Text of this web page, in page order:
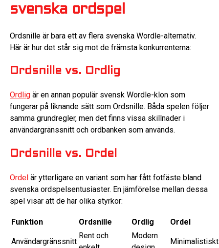
svenska ordspel
Ordsnille är bara ett av flera svenska Wordle-alternativ.
Här är hur det står sig mot de främsta konkurrenterna:
Ordsnille vs. Ordlig
Ordlig är en annan populär svensk Wordle-klon som
fungerar på liknande sätt som Ordsnille. Båda spelen följer
samma grundregler, men det finns vissa skillnader i
användargränssnitt och ordbanken som används.
Ordsnille vs. Ordel
Ordel är ytterligare en variant som har fått fotfäste bland
svenska ordspelsentusiaster. En jämförelse mellan dessa
spel visar att de har olika styrkor:
Funktion Ordsnille Ordlig Ordel
Användargränssnitt
Rent och
Modern
Minimalistiskt